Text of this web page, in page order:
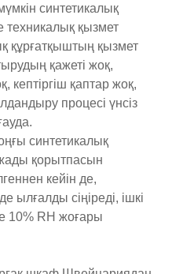
синтетикалық
техникалық қызмет
құрғатқыштың қызмет
қажеті жоқ,
қаптар жоқ,
процесі үнсіз
синтетикалық
қорытпасын
кейін де,
ылғалды сіңіреді, ішкі
10% RH жоғары